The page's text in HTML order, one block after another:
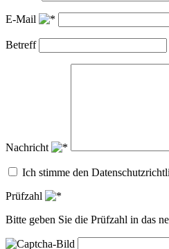
E-Mail
Betreff
Nachricht
Ich stimme den
Prüfzahl
Bitte geben Sie die Prüfzahl in das